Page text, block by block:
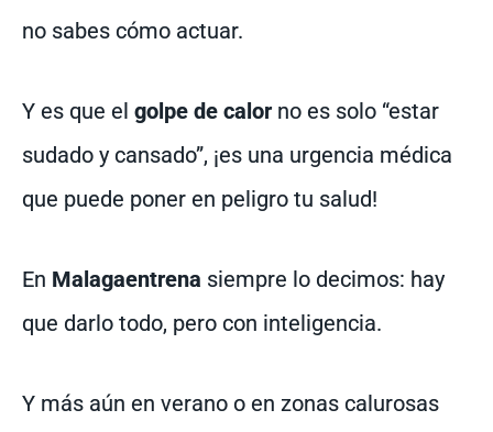
no sabes cómo actuar.
Y es que el golpe de calor no es solo “estar
sudado y cansado”, ¡es una urgencia médica
que puede poner en peligro tu salud!
En Malagaentrena siempre lo decimos: hay
que darlo todo, pero con inteligencia.
Y más aún en verano o en zonas calurosas